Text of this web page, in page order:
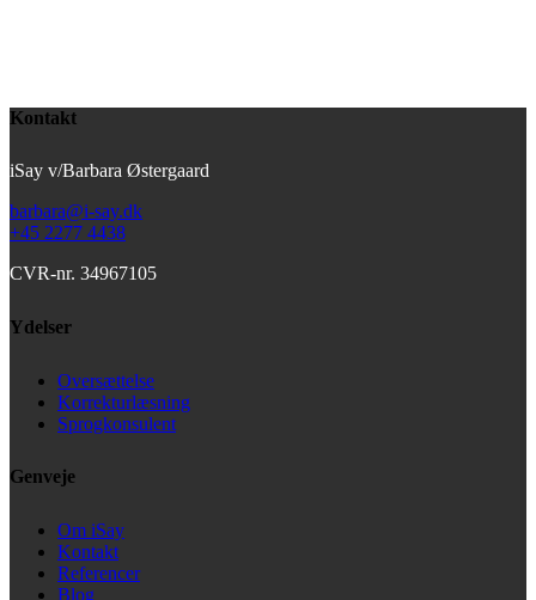
Kontakt
iSay v/Barbara Østergaard
barbara@i-say.dk
+45 2277 4438
CVR-nr. 34967105
Ydelser
Oversættelse
Korrekturlæsning
Sprogkonsulent
Genveje
Om iSay
Kontakt
Referencer
Blog